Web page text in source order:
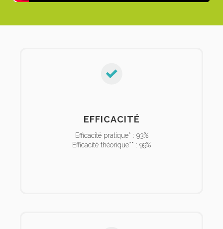
EFFICACITÉ
Efficacité pratique* : 93%
Efficacité théorique** : 99%